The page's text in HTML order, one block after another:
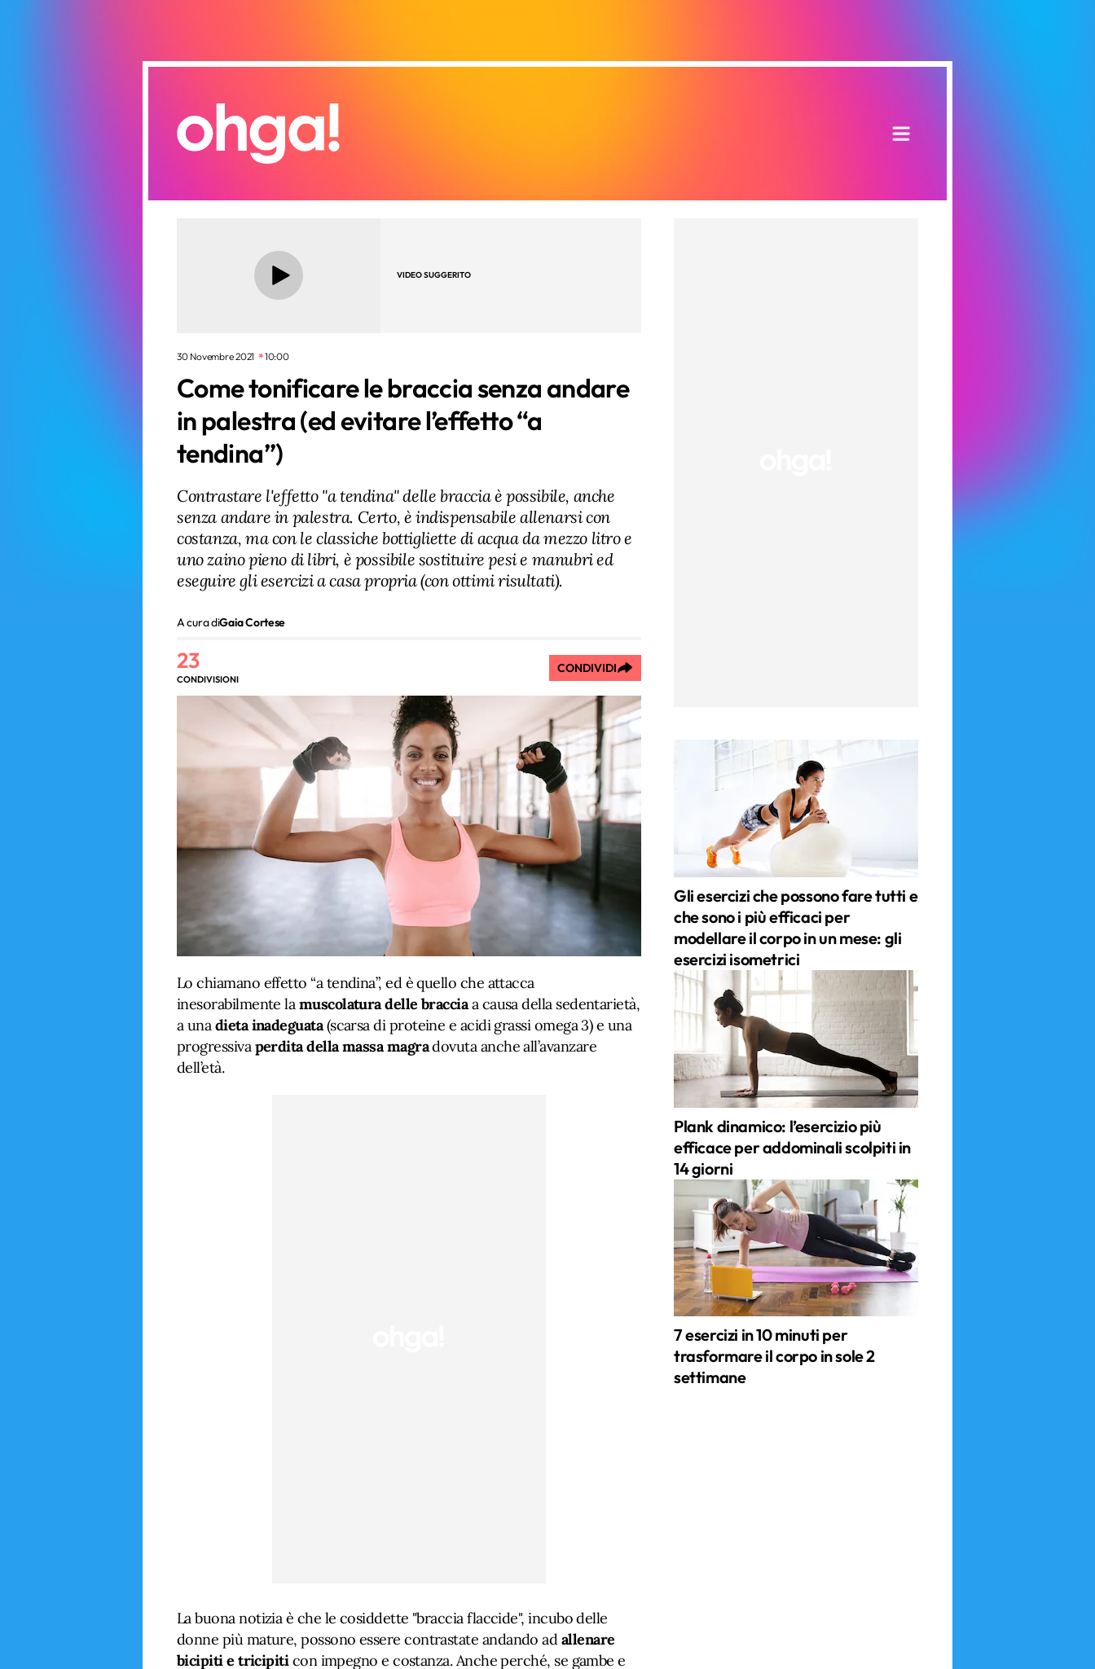
VIDEO SUGGERITO
30 Novembre 2021 10:00
Come tonificare le braccia senza andare
in palestra (ed evitare l’effetto “a
tendina”)
Contrastare l'effetto "a tendina" delle braccia è possibile, anche
senza andare in palestra. Certo, è indispensabile allenarsi con
costanza, ma con le classiche bottigliette di acqua da mezzo litro e
uno zaino pieno di libri, è possibile sostituire pesi e manubri ed
eseguire gli esercizi a casa propria (con ottimi risultati).
A cura diGaia Cortese
23
CONDIVISIONI
CONDIVIDI
Lo chiamano effetto “a tendina”, ed è quello che attacca
inesorabilmente lamuscolatura delle bracciaa causa della sedentarietà,
a unadieta inadeguata(scarsa di proteine e acidi grassi omega 3) e una
progressivaperdita della massa magradovuta anche all’avanzare
dell’età.
La buona notizia è che le cosiddette "braccia flaccide", incubo delle
donne più mature, possono essere contrastate andando adallenare
bicipiti e tricipiticon impegno e costanza. Anche perché, se gambe e
Gli esercizi che possono fare tutti e
che sono i più efficaci per
modellare il corpo in un mese: gli
esercizi isometrici
Plank dinamico: l’esercizio più
efficace per addominali scolpiti in
14 giorni
7 esercizi in 10 minuti per
trasformare il corpo in sole 2
settimane